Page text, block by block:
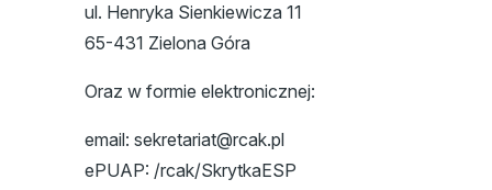
ul. Henryka Sienkiewicza 11
65-431 Zielona Góra
Oraz w formie elektronicznej:
email: sekretariat@rcak.pl
ePUAP: /rcak/SkrytkaESP